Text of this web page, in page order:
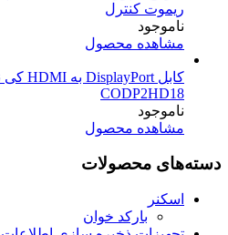
ریموت کنترل
ناموجود
مشاهده محصول
CODP2HD18
ناموجود
مشاهده محصول
دسته‌های محصولات
اسکنر
بارکد خوان